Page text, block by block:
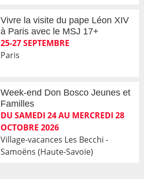
Vivre la visite du pape Léon XIV
à Paris avec le MSJ 17+
25-27 SEPTEMBRE
Paris
Week-end Don Bosco Jeunes et
Familles
DU SAMEDI 24 AU MERCREDI 28
OCTOBRE 2026
Village-vacances Les Becchi -
Samoëns (Haute-Savoie)